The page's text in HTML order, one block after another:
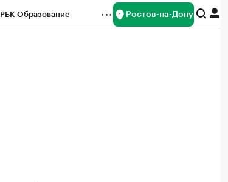
РБК Образование Ростов-на-Дону